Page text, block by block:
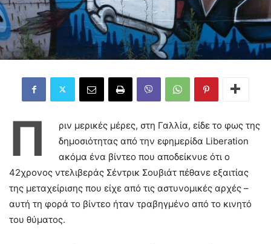
Π
ριν μερικές μέρες, στη Γαλλία, είδε το φως της
δημοσιότητας από την εφημερίδα Liberation
ακόμα ένα βίντεο που αποδείκνυε ότι ο
42χρονος ντελιβεράς Σέντρικ Σουβιάτ πέθανε εξαιτίας
της μεταχείρισης που είχε από τις αστυνομικές αρχές –
αυτή τη φορά το βίντεο ήταν τραβηγμένο από το κινητό
του θύματος.